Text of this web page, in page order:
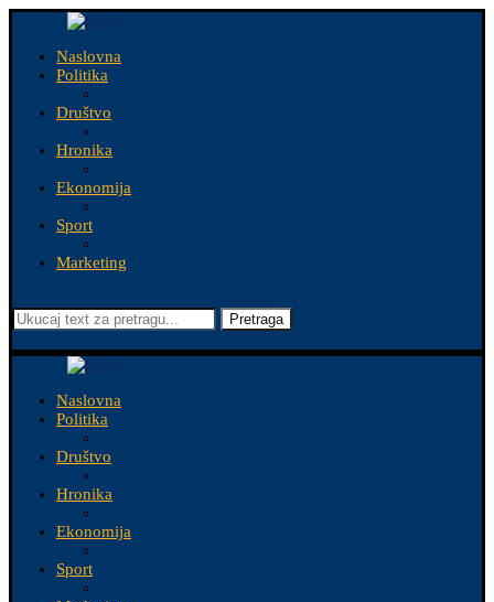
Naslovna
Politika
Društvo
Hronika
Ekonomija
Sport
Marketing
Pretraga
Naslovna
Politika
Društvo
Hronika
Ekonomija
Sport